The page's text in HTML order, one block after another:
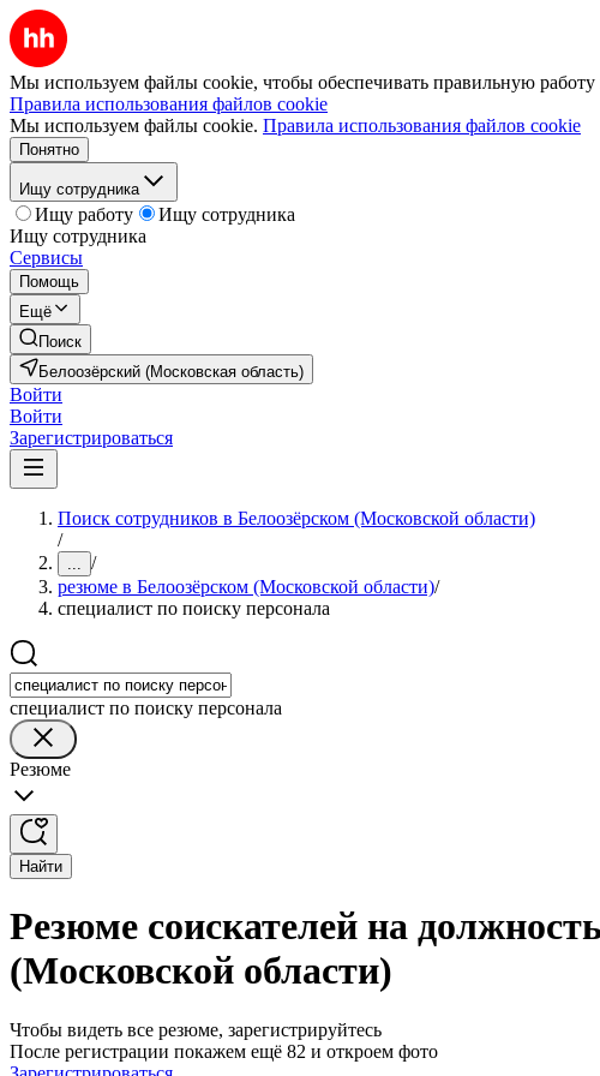
Мы используем файлы cookie, чтобы обеспечивать правильную работу
Правила использования файлов cookie
Мы используем файлы cookie. Правила использования файлов cookie
Понятно
Ищу сотрудника
Ищу работу
Ищу сотрудника
Ищу сотрудника
Сервисы
Помощь
Ещё
Поиск
Белоозёрский (Московская область)
Войти
Войти
Зарегистрироваться
Поиск сотрудников в Белоозёрском (Московской области)
/
... /
резюме в Белоозёрском (Московской области)/
специалист по поиску персонала
специалист по поиску персонала
Резюме
Найти
Резюме соискателей на
(Московской области)
Чтобы видеть все резюме, зарегистрируйтесь
После регистрации покажем ещё 82 и откроем фото